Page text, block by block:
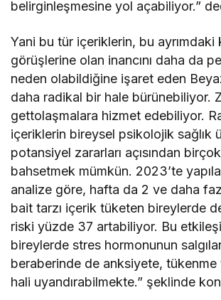
belirginleşmesine yol açabiliyor.”
Yani bu tür içeriklerin, bu ayrımdaki
görüşlerine olan inancını daha da
neden olabildiğine işaret eden
daha radikal bir hale bürünebiliyor.
gettolaşmalara hizmet edebiliyor.
içeriklerin bireysel psikolojik sağlık
potansiyel zararları açısından
bahsetmek mümkün. 2023’te
analize göre, hafta da 2 ve daha
bait tarzı içerik tüketen bireylerde
riski yüzde 37 artabiliyor. Bu
bireylerde stres hormonunun
beraberinde de anksiyete,
hali uyandırabilmekte.” şeklinde